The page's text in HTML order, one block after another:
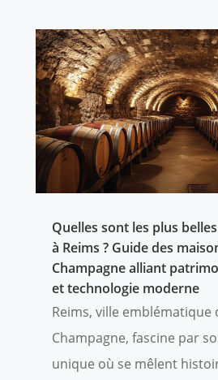
Quelles sont les plus
à Reims ? Guide des
Champagne alliant
et technologie moderne
Reims, ville emblématique
Champagne, fascine par
unique où se mêlent